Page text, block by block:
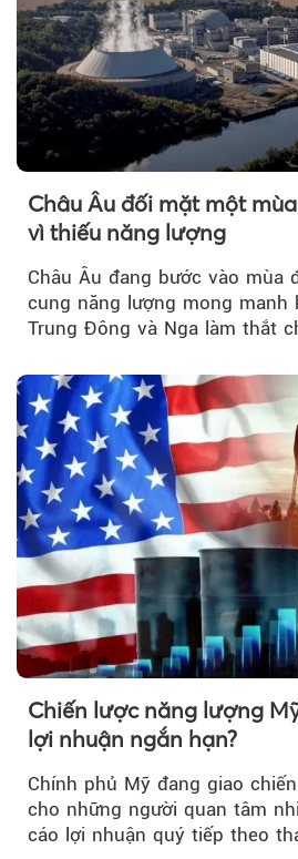
Châu Âu đối mặt một
vì thiếu năng lượng
Châu Âu đang bước vào mùa
cung năng lượng mong manh
Trung Đông và Nga làm thắt
lo ngại.
Chiến lược năng lượng
lợi nhuận ngắn hạn?
Chính phủ Mỹ đang giao
cho những người quan tâm
cáo lợi nhuận quý tiếp theo